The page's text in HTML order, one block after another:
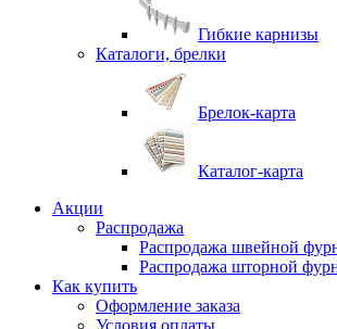
Гибкие карнизы
Каталоги, брелки
Брелок-карта
Каталог-карта
Акции
Распродажа
Распродажа швейной
Распродажа шторной
Как купить
Оформление заказа
Условия оплаты